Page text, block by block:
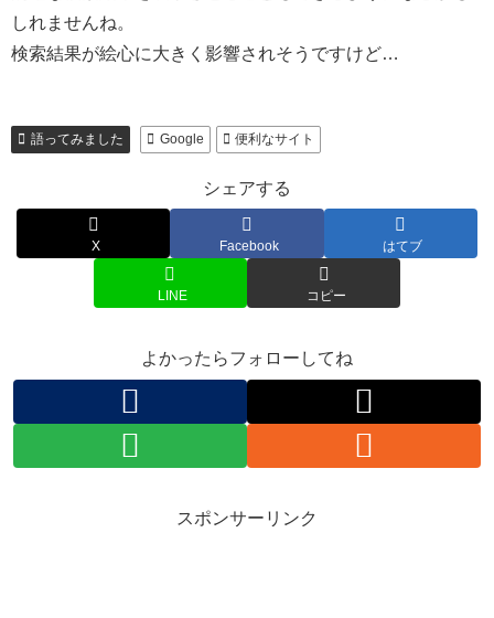
しれませんね。
検索結果が絵心に大きく影響されそうですけど…
語ってみました Google 便利なサイト
シェアする
X Facebook はてブ
LINE コピー
よかったらフォローしてね
スポンサーリンク